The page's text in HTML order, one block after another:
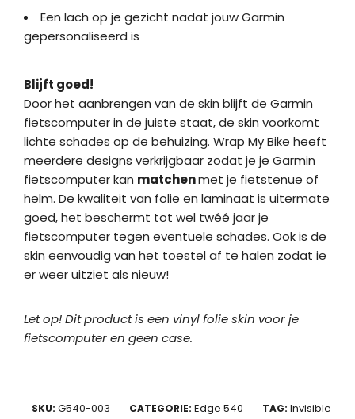
Een lach op je gezicht nadat jouw Garmin
gepersonaliseerd is
Blijft goed!
Door het aanbrengen van de skin blijft de Garmin
fietscomputer in de juiste staat, de skin voorkomt
lichte schades op de behuizing. Wrap My Bike heeft
meerdere designs verkrijgbaar zodat je je Garmin
fietscomputer kan matchenmet je fietstenue of
helm. De kwaliteit van folie en laminaat is uitermate
goed, het beschermt tot wel twéé jaar je
fietscomputer tegen eventuele schades. Ook is de
skin eenvoudig van het toestel af te halen zodat ie
er weer uitziet als nieuw!
Let op! Dit product is een vinyl folie skin voor je
fietscomputer en geen case.
SKU: G540-003 CATEGORIE: Edge 540 TAG: Invisible